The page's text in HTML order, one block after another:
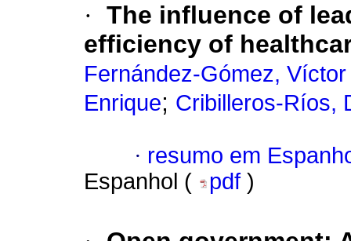
· The influence of
efficiency of
Fernández-Gómez,
Enrique; Cribilleros-Ríos,
· resumo em
Espanhol (
pdf )